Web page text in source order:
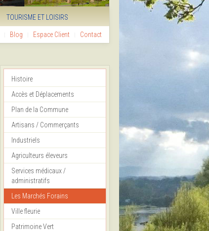
TOURISME ET LOISIRS
Blog Espace Client Contact
Histoire
Accès et Déplacements
Plan de la Commune
Artisans / Commerçants
Industriels
Agriculteurs éleveurs
Services médicaux /
administratifs
Les Marchés Forains
Ville fleurie
Patrimoine Vert